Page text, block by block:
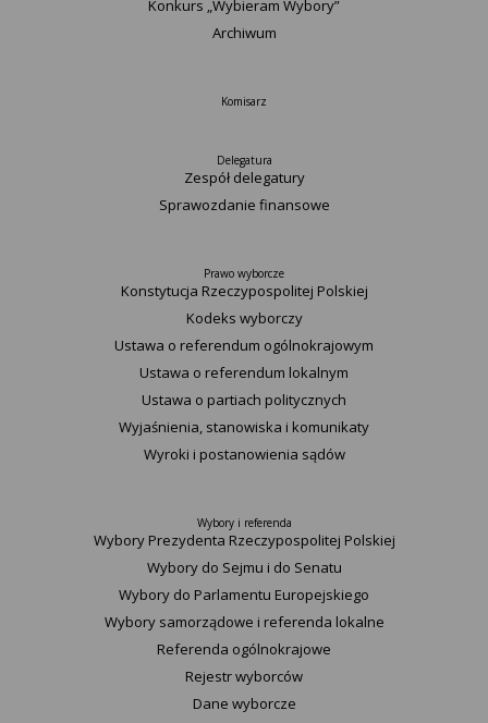
Konkurs „Wybieram Wybory”
Archiwum
Komisarz
Delegatura
Zespół delegatury
Sprawozdanie finansowe
Prawo wyborcze
Konstytucja Rzeczypospolitej Polskiej​
Kodeks wyborczy
Ustawa o referendum ogólnokrajowym
Ustawa o referendum lokalnym
Ustawa o partiach politycznych
Wyjaśnienia, stanowiska i komunikaty
Wyroki i postanowienia sądów
Wybory i referenda
Wybory Prezydenta Rzeczypospolitej Polskiej
Wybory do Sejmu i do Senatu
Wybory do Parlamentu Europejskiego
Wybory samorządowe i referenda lokalne
Referenda ogólnokrajowe
Rejestr wyborców
Dane wyborcze